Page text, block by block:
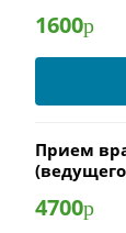
1600р
Прием
4700р